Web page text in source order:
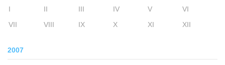
I II III IV V
VI
VII
VIII IX X XI XII
2007